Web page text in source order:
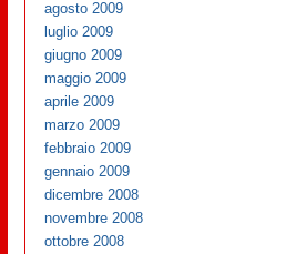
agosto 2009
luglio 2009
giugno 2009
maggio 2009
aprile 2009
marzo 2009
febbraio 2009
gennaio 2009
dicembre 2008
novembre 2008
ottobre 2008